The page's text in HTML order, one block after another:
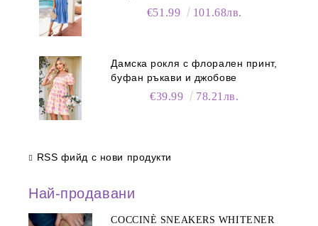
€51.99 101.68лв.
Дамска рокля с флорален принт,
буфан ръкави и джобове
€39.99 78.21лв.
RSS фийд с нови продукти
Най-продавани
COCCINÈ SNEAKERS WHITENER